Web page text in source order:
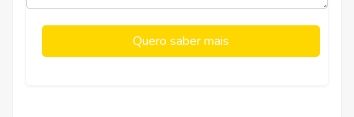
Quero saber mais